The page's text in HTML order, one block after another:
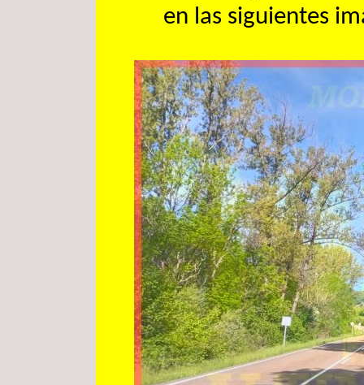
en las siguientes